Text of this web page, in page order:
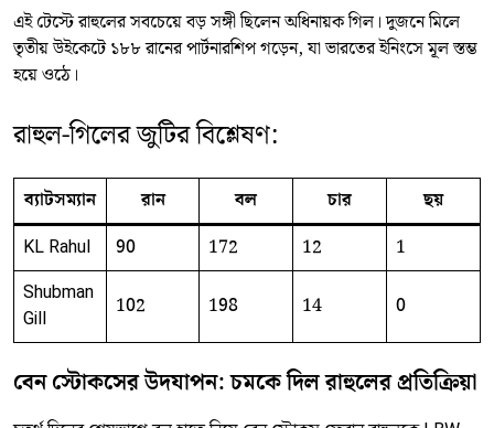
এই টেস্টে রাহুলের সবচেয়ে বড় সঙ্গী ছিলেন অধিনায়ক গিল। দুজনে মিলে
তৃতীয় উইকেটে ১৮৮ রানের পার্টনারশিপ গড়েন, যা ভারতের ইনিংসে মূল স্তম্ভ
হয়ে ওঠে।
রাহুল-গিলের জুটির বিশ্লেষণ:
ব্যাটসম্যান রান বল চার
ছয়
KL Rahul
90 172 12
1
Shubman
Gill
102 198 14 0
বেন স্টোকসের উদযাপন: চমকে দিল রাহুলের প্রতিক্রিয়া